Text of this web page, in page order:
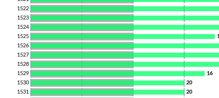
1522
1523
1524
1525
1526
1527
1528
16
1529
20
1530
20
1531